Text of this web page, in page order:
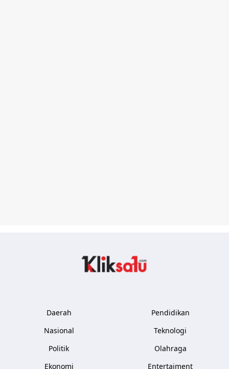
Daerah
Nasional
Politik
Ekonomi
Pendidikan
Teknologi
Olahraga
Entertaiment